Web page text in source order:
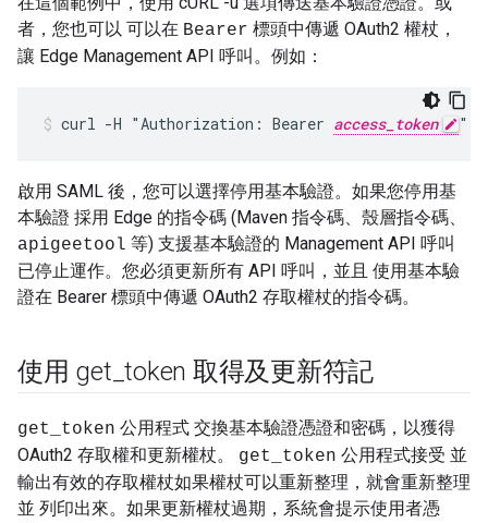
者，您也可以 可以在 Bearer 標頭中傳遞 OAuth2 權杖，
讓 Edge Management API 呼叫。例如：
curl -H "Authorization: Bearer access_token "
啟用 SAML 後，您可以選擇停用基本驗證。如果您停用基
本驗證 採用 Edge 的指令碼 (Maven 指令碼、殼層指令碼、
apigeetool 等) 支援基本驗證的 Management API 呼叫
已停止運作。您必須更新所有 API 呼叫，並且 使用基本驗
證在 Bearer 標頭中傳遞 OAuth2 存取權杖的指令碼。
使用 get _token 取得及更新符記
get_token 公用程式 交換基本驗證憑證和密碼，以獲得
OAuth2 存取權和更新權杖。 get_token 公用程式接受 並
輸出有效的存取權杖如果權杖可以重新整理，就會重新整理
並 列印出來。如果更新權杖過期，系統會提示使用者憑